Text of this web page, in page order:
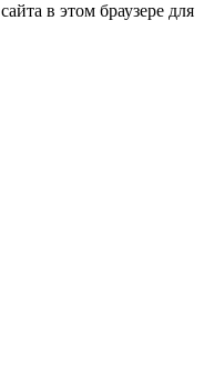
в этом браузере для